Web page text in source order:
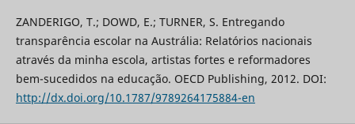
ZANDERIGO, T.; DOWD, E.; TURNER, S. Entregando
transparência escolar na Austrália: Relatórios nacionais
através da minha escola, artistas fortes e reformadores
bem-sucedidos na educação. OECD Publishing, 2012. DOI:
http://dx.doi.org/10.1787/9789264175884-en